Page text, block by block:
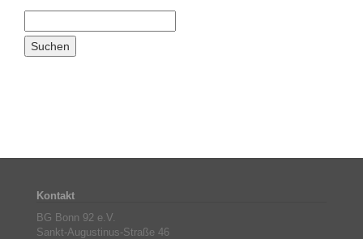
Kontakt
BG Bonn 92 e.V.
Sankt-Augustinus-Straße 46